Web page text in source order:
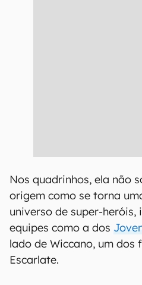
Nos quadrinhos, ela não
origem como se torna
universo de super-heróis,
equipes como a dos
lado de Wiccano, um dos
Escarlate.